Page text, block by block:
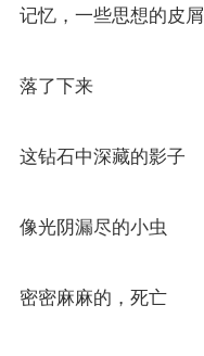
记忆，一些思想的皮屑
落了下来
这钻石中深藏的影子
像光阴漏尽的小虫
密密麻麻的，死亡